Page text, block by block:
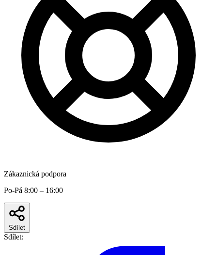
Zákaznická podpora
Po-Pá 8:00 – 16:00
Sdílet
Sdílet: